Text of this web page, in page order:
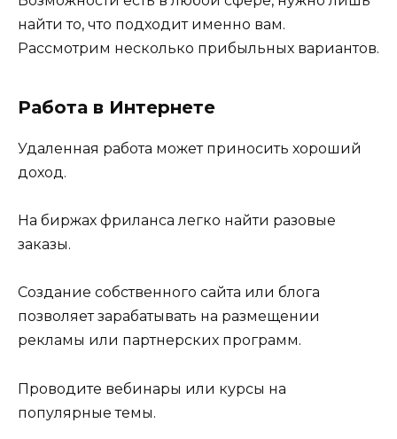
найти то, что подходит именно вам.
Рассмотрим несколько прибыльных вариантов.
Работа в Интернете
Удаленная работа может приносить хороший
доход.
На биржах фриланса легко найти разовые
заказы.
Создание собственного сайта или блога
позволяет зарабатывать на размещении
рекламы или партнерских программ.
Проводите вебинары или курсы на
популярные темы.